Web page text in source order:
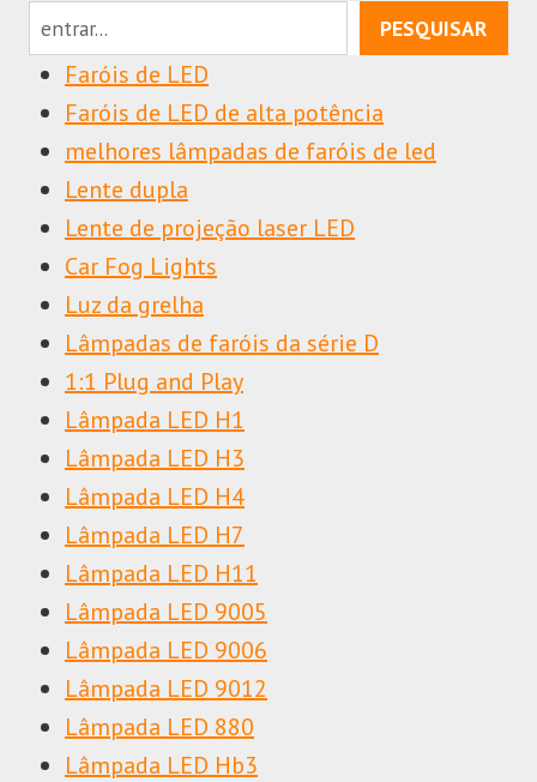
PESQUISAR
Faróis de LED
Faróis de LED de alta potência
melhores lâmpadas de faróis de led
Lente dupla
Lente de projeção laser LED
Car Fog Lights
Luz da grelha
Lâmpadas de faróis da série D
1:1 Plug and Play
Lâmpada LED H1
Lâmpada LED H3
Lâmpada LED H4
Lâmpada LED H7
Lâmpada LED H11
Lâmpada LED 9005
Lâmpada LED 9006
Lâmpada LED 9012
Lâmpada LED 880
Lâmpada LED Hb3